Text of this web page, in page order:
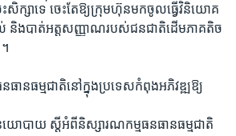
សិក្សាទេ ចេះតែឱ្យក្រុមហ៊ុនមកចូលធ្វើវិនិយោគ
ល់ និងបាត់អត្តសញ្ញាណរបស់ជនជាតិដើមភាគតិច
ធានធម្មជាតិនៅក្នុងប្រទេសកំពុងអភិវឌ្ឍឱ្យ
យោបាយ ស្តីអំពីនិស្សារណកម្មធនធានធម្មជាតិ